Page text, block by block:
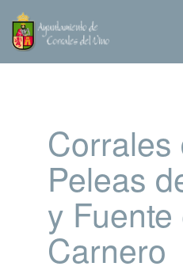
Corrales
Peleas
y Fuente
Carnero